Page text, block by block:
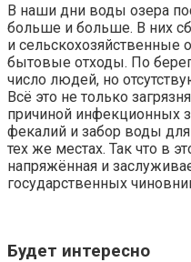
В наши дни воды озера
больше и больше. В них
и сельскохозяйственные
бытовые отходы. По
число людей, но
Всё это не только
причиной инфекционных
фекалий и забор воды
тех же местах. Так что в
напряжённая и
государственных
Будет интересно